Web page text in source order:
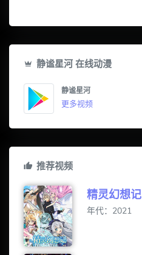
静谧星河 在线动漫
静谧星河
更多视频
推荐视频
精灵幻想记
年代：2021